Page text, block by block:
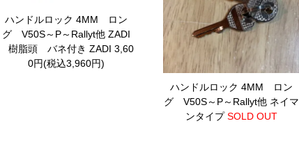
ハンドルロック 4MM ロン
グ V50S～P～Rallyt他 ZADI
樹脂頭 バネ付き ZADI 3,60
0円(税込3,960円)
ハンドルロック 4MM ロン
グ V50S～P～Rallyt他 ネイマ
ンタイプ SOLD OUT